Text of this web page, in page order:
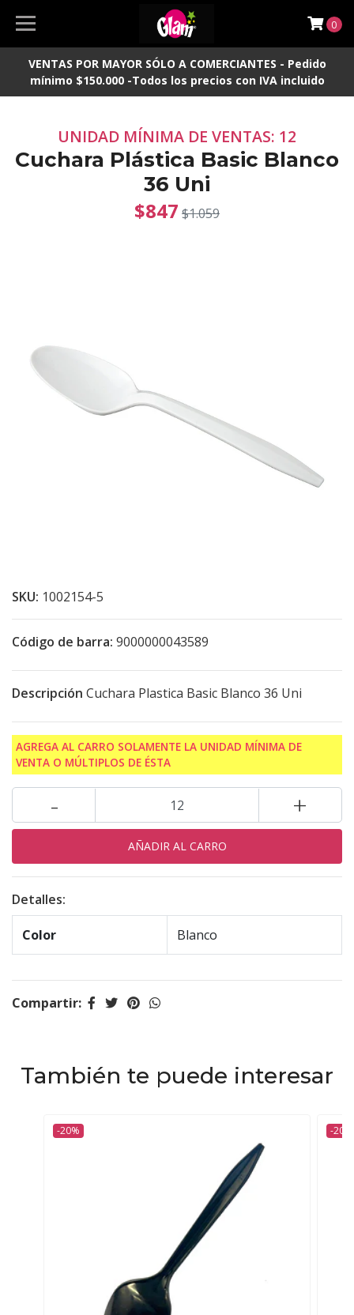
VENTAS POR MAYOR SÓLO A COMERCIANTES - Pedido
mínimo $150.000 -Todos los precios con IVA incluido
0
UNIDAD MÍNIMA DE VENTAS: 12
Cuchara Plástica Basic Blanco
36 Uni
$847 $1.059
SKU: 1002154-5
Código de barra: 9000000043589
Descripción Cuchara Plastica Basic Blanco 36 Uni
AGREGA AL CARRO SOLAMENTE LA UNIDAD MÍNIMA DE
VENTA O MÚLTIPLOS DE ÉSTA
+
-
Detalles:
Color Blanco
Compartir:
También te puede interesar
-20% -20%